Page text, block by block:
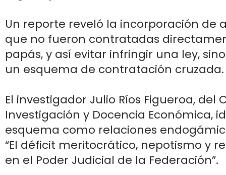
Un reporte reveló la incorporación de
que no fueron contratadas
papás, y así evitar infringir una ley,
un esquema de contratación cruzada.
El investigador Julio Ríos Figueroa, del
Investigación y Docencia Económica,
esquema como relaciones
“El déficit meritocrático, nepotismo y
en el Poder Judicial de la Federación”.